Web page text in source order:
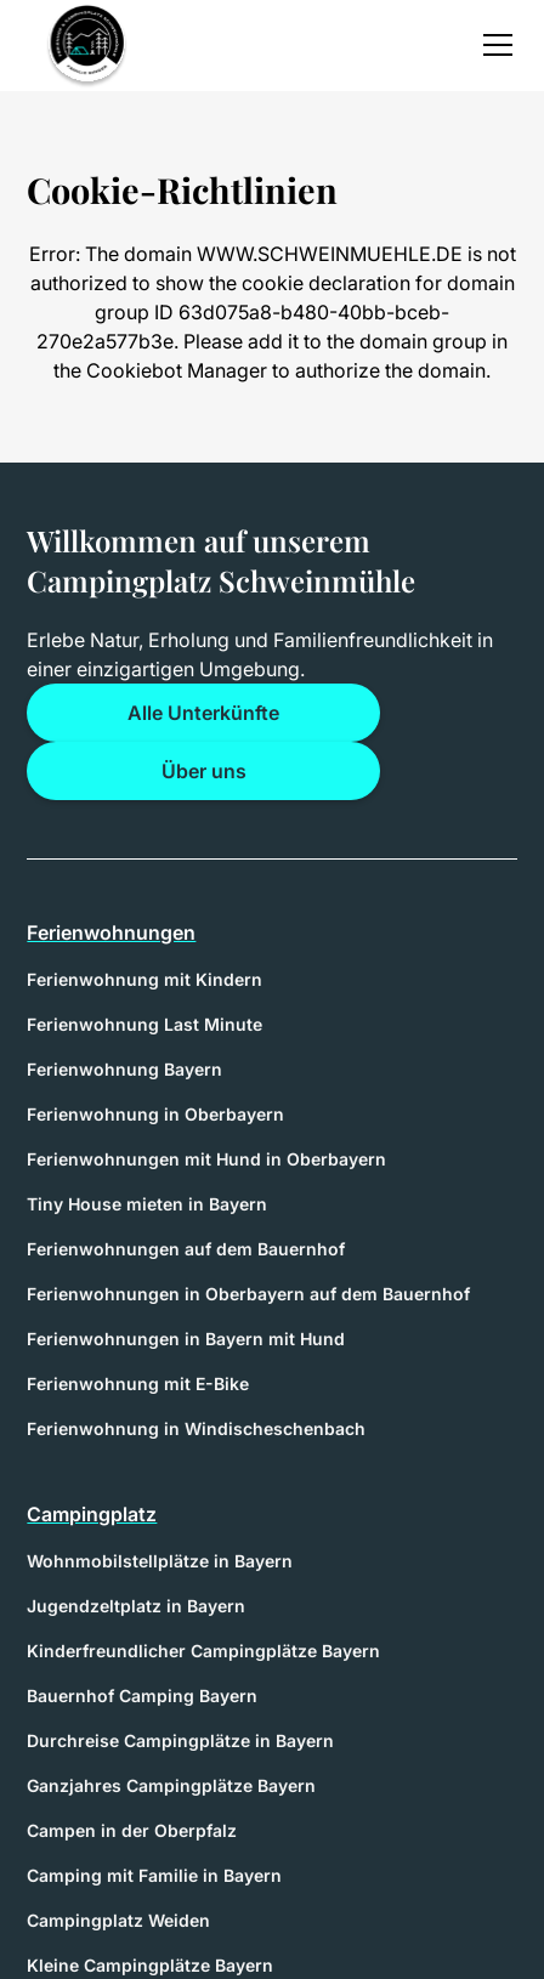
Cookie-Richtlinien
Error: The domain WWW.SCHWEINMUEHLE.DE is not
authorized to show the cookie declaration for domain
group ID 63d075a8-b480-40bb-bceb-
270e2a577b3e. Please add it to the domain group in
the Cookiebot Manager to authorize the domain.
Willkommen auf unserem
Campingplatz Schweinmühle
Erlebe Natur, Erholung und Familienfreundlichkeit in
einer einzigartigen Umgebung.
Alle Unterkünfte
Über uns
Ferienwohnungen
Ferienwohnung mit Kindern
Ferienwohnung Last Minute
Ferienwohnung Bayern
Ferienwohnung in Oberbayern
Ferienwohnungen mit Hund in Oberbayern
Tiny House mieten in Bayern
Ferienwohnungen auf dem Bauernhof
Ferienwohnungen in Oberbayern auf dem Bauernhof
Ferienwohnungen in Bayern mit Hund
Ferienwohnung mit E-Bike
Ferienwohnung in Windischeschenbach
Campingplatz
Wohnmobilstellplätze in Bayern
Jugendzeltplatz in Bayern
Kinderfreundlicher Campingplätze Bayern
Bauernhof Camping Bayern
Durchreise Campingplätze in Bayern
Ganzjahres Campingplätze Bayern
Campen in der Oberpfalz
Camping mit Familie in Bayern
Campingplatz Weiden
Kleine Campingplätze Bayern